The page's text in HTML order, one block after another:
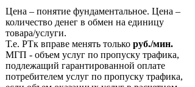
Цена – понятие фундаментальное. Цена –
количество денег в обмен на единицу
товара/услуги.
Т.е. РТк вправе менять только руб./мин.
МГП - объем услуг по пропуску трафика,
подлежащий гарантированной оплате
потребителем услуг по пропуску трафика,